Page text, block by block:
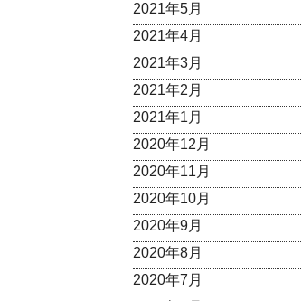
2021年5月
2021年4月
2021年3月
2021年2月
2021年1月
2020年12月
2020年11月
2020年10月
2020年9月
2020年8月
2020年7月